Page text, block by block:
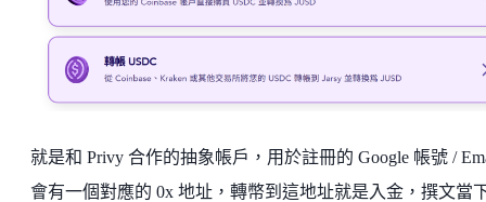
就是和 Privy 合作的抽象帳戶，用於註冊的 Google 帳號 /
會有一個對應的 0x 地址，轉幣到這地址就是入金，撰文當